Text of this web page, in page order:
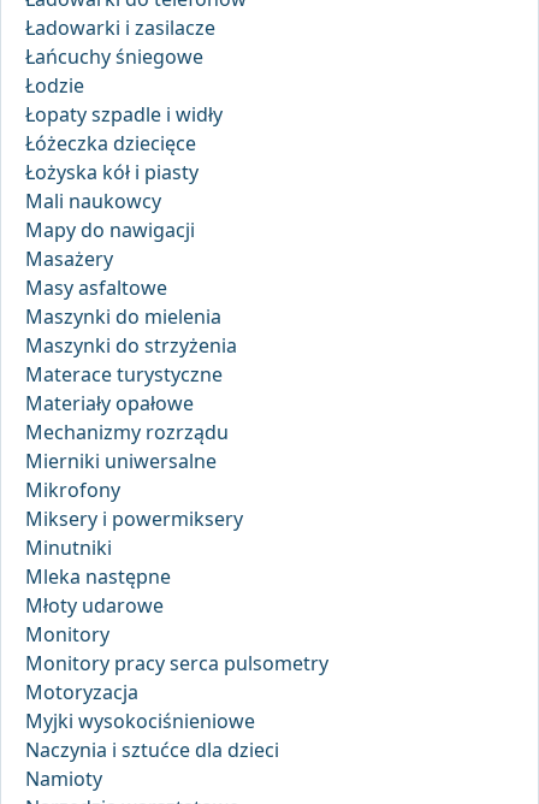
Ładowarki i zasilacze
Łańcuchy śniegowe
Łodzie
Łopaty szpadle i widły
Łóżeczka dziecięce
Łożyska kół i piasty
Mali naukowcy
Mapy do nawigacji
Masażery
Masy asfaltowe
Maszynki do mielenia
Maszynki do strzyżenia
Materace turystyczne
Materiały opałowe
Mechanizmy rozrządu
Mierniki uniwersalne
Mikrofony
Miksery i powermiksery
Minutniki
Mleka następne
Młoty udarowe
Monitory
Monitory pracy serca pulsometry
Motoryzacja
Myjki wysokociśnieniowe
Naczynia i sztućce dla dzieci
Namioty